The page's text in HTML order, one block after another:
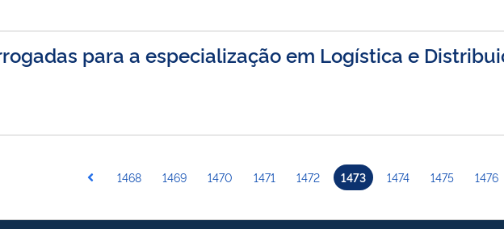
para a especialização em Logística e
1468 1469 1470 1471 1472 1473 1474 1475 1476